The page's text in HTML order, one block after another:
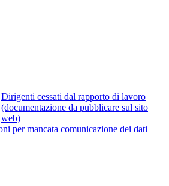
Dirigenti cessati dal rapporto di lavoro
(documentazione da pubblicare sul sito
web)
per mancata comunicazione dei dati